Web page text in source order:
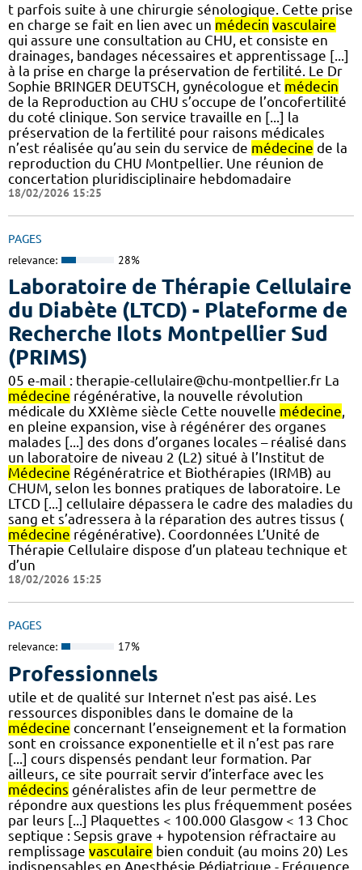
t parfois suite à une chirurgie sénologique. Cette prise
en charge se fait en lien avec un médecin vasculaire
qui assure une consultation au CHU, et consiste en
drainages, bandages nécessaires et apprentissage [...]
à la prise en charge la préservation de fertilité. Le Dr
Sophie BRINGER DEUTSCH, gynécologue et médecin
de la Reproduction au CHU s’occupe de l’oncofertilité
du coté clinique. Son service travaille en [...] la
préservation de la fertilité pour raisons médicales
n’est réalisée qu’au sein du service de médecine de la
reproduction du CHU Montpellier. Une réunion de
concertation pluridisciplinaire hebdomadaire
18/02/2026 15:25
PAGES
relevance: 28%
Laboratoire de Thérapie Cellulaire
du Diabète (LTCD) - Plateforme de
Recherche Ilots Montpellier Sud
(PRIMS)
05 e-mail : therapie-cellulaire@chu-montpellier.fr La
médecine régénérative, la nouvelle révolution
médicale du XXIème siècle Cette nouvelle médecine,
en pleine expansion, vise à régénérer des organes
malades [...] des dons d’organes locales – réalisé dans
un laboratoire de niveau 2 (L2) situé à l’Institut de
Médecine Régénératrice et Biothérapies (IRMB) au
CHUM, selon les bonnes pratiques de laboratoire. Le
LTCD [...] cellulaire dépassera le cadre des maladies du
sang et s’adressera à la réparation des autres tissus (
médecine régénérative). Coordonnées L’Unité de
Thérapie Cellulaire dispose d’un plateau technique et
d’un
18/02/2026 15:25
PAGES
relevance: 17%
Professionnels
utile et de qualité sur Internet n'est pas aisé. Les
ressources disponibles dans le domaine de la
médecine concernant l’enseignement et la formation
sont en croissance exponentielle et il n’est pas rare
[...] cours dispensés pendant leur formation. Par
ailleurs, ce site pourrait servir d’interface avec les
médecins généralistes afin de leur permettre de
répondre aux questions les plus fréquemment posées
par leurs [...] Plaquettes < 100.000 Glasgow < 13 Choc
septique : Sepsis grave + hypotension réfractaire au
remplissage vasculaire bien conduit (au moins 20) Les
indispensables en Anesthésie Pédiatrique - Fréquence